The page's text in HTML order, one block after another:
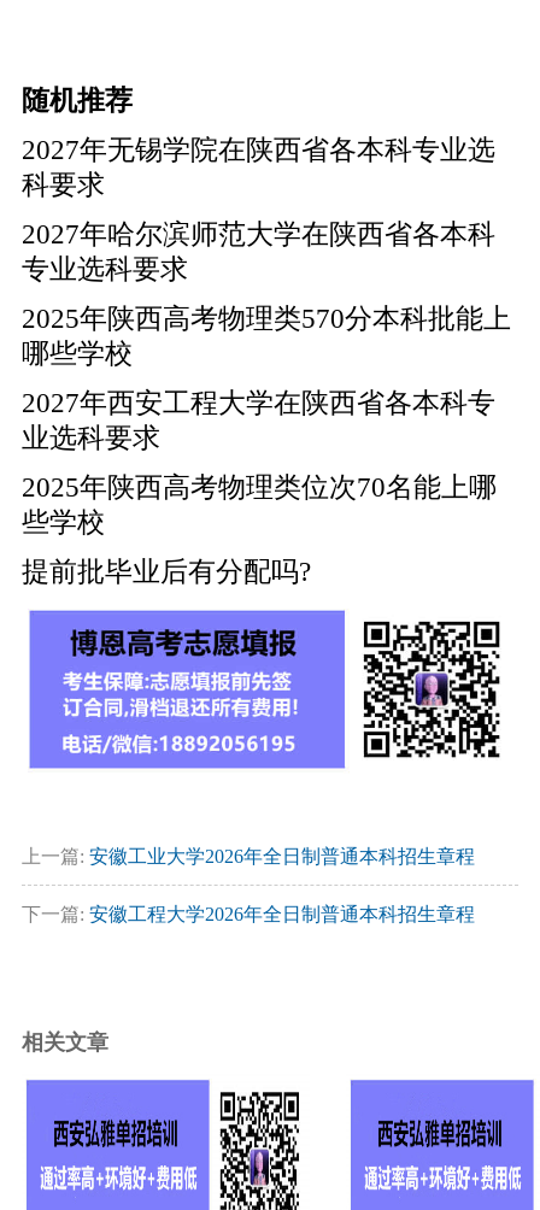
随机推荐
2027年无锡学院在陕西省各本科专业选
科要求
2027年哈尔滨师范大学在陕西省各本科
专业选科要求
2025年陕西高考物理类570分本科批能上
哪些学校
2027年西安工程大学在陕西省各本科专
业选科要求
2025年陕西高考物理类位次70名能上哪
些学校
提前批毕业后有分配吗?
上一篇: 安徽工业大学2026年全日制普通本科招生章程
下一篇: 安徽工程大学2026年全日制普通本科招生章程
相关文章